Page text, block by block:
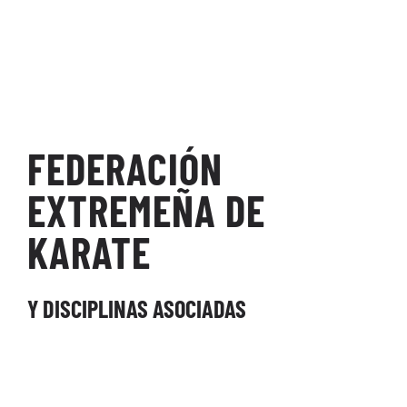
FEDERACIÓN
EXTREMEÑA DE
KARATE
Y DISCIPLINAS ASOCIADAS